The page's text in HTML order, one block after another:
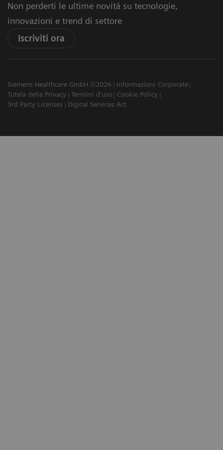
Non perderti le ultime novità su tecnologie,
innovazioni e trend di settore
Iscriviti ora
Siemens Healthcare GmbH ©2026
Informazioni Corporate
Tutela della Privacy
Termini d'uso
Cookie Policy
3rd Party Licenses
Digital Services Act